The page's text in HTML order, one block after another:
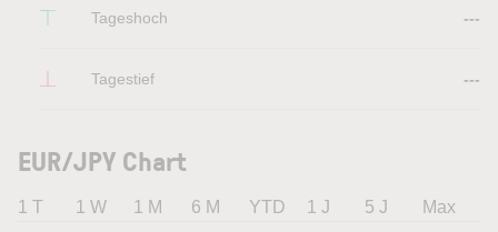
Tageshoch ---
Tagestief ---
EUR/JPY Chart
1 T 1 W 1 M 6 M YTD 1 J 5 J Max